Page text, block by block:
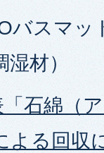
バスマ
材）
石綿（
よる回収